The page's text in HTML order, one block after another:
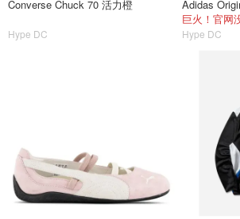
Converse Chuck 70 活力橙
Hype DC
巨火！官网
Hype DC